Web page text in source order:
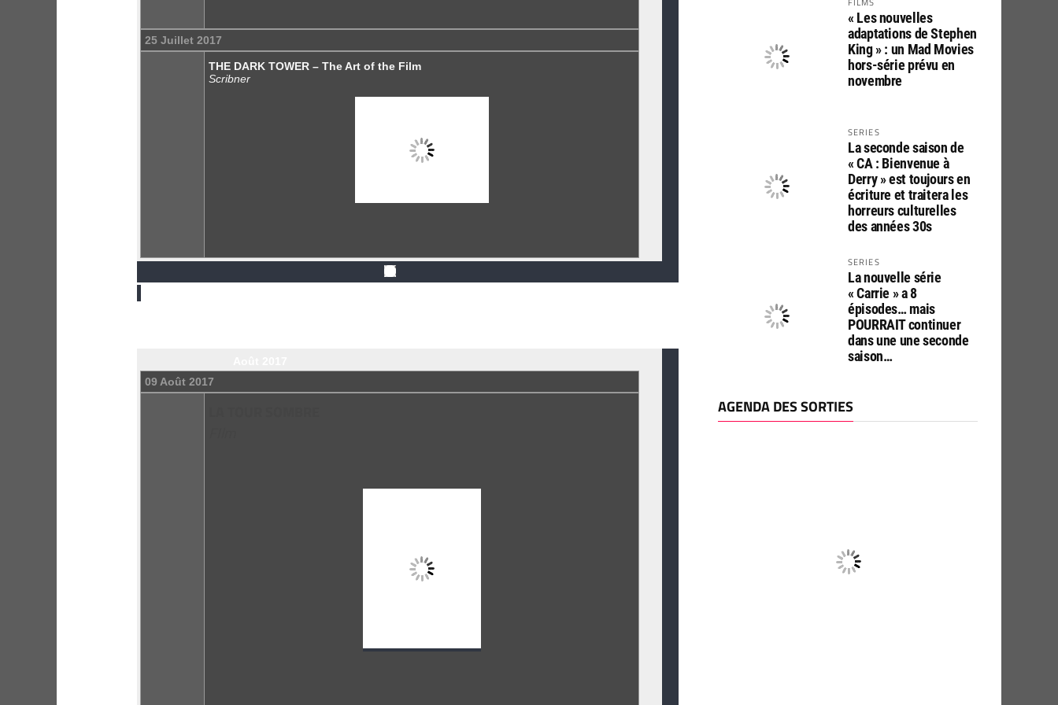
25 Juillet 2017
THE DARK TOWER – The Art of the Film
Scribner
09 Août 2017
« Les nouvelles
adaptations de Stephen
King » : un Mad Movies
hors-série prévu en
novembre
SERIES
La seconde saison de
« CA : Bienvenue à
Derry » est toujours en
écriture et traitera les
horreurs culturelles
des années 30s
SERIES
La nouvelle série
« Carrie » a 8
épisodes… mais
POURRAIT continuer
dans une une seconde
saison…
AGENDA DES SORTIES